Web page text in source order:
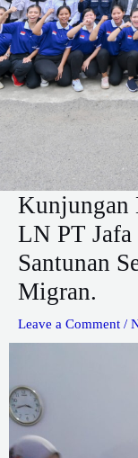
Kunjungan
LN PT
Santunan
Migran.
Leave a Comment /